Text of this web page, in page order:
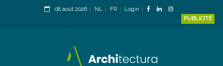
08 août 2026 NL FR
Login
PUBLICITÉ